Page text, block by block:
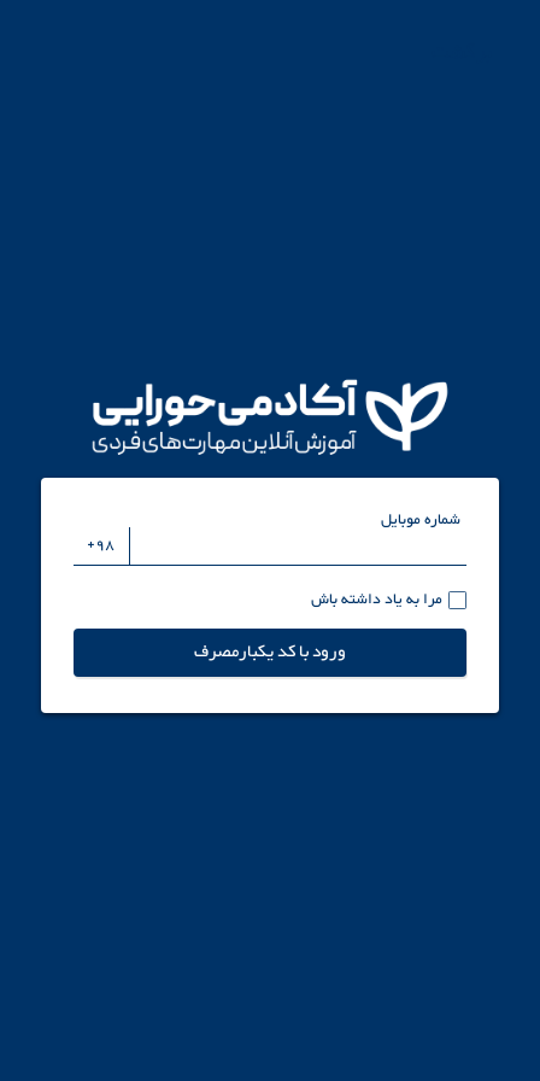
شماره موبایل
مرا به یاد داشته باش
ورود با کد یکبارمصرف